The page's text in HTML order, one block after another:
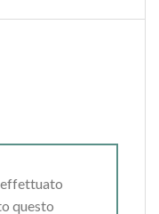
effettuato
questo